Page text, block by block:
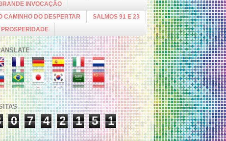
INVOCAÇÃO
CAMINHO DO DESPERTAR
SALMOS 91 E 23
0 7 4 2 1 5 1